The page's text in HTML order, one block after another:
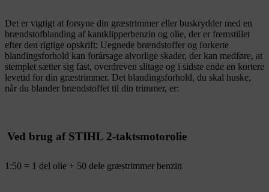
Det er vigtigt at forsyne din græstrimmer eller buskrydder med en
brændstofblanding af kantklipperbenzin og olie, der er fremstillet
efter den rigtige opskrift: Uegnede brændstoffer og forkerte
blandingsforhold kan forårsage alvorlige skader, der kan medføre, at
stemplet sætter sig fast, overdreven slitage og i sidste ende en kortere
levetid for din græstrimmer. Det blandingsforhold, du skal huske,
når du blander brændstoffet til din trimmer, er:
Ved brug af STIHL 2-taktsmotorolie
1:50 = 1 del olie + 50 dele græstrimmer benzin